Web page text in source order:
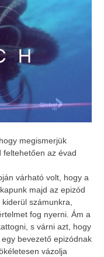
megismerjük
feltehetően az évad
várható volt, hogy a
majd az epizód
számunkra,
fog nyerni. Ám a
s várni azt, hogy
bevezető epizódnak
vázolja